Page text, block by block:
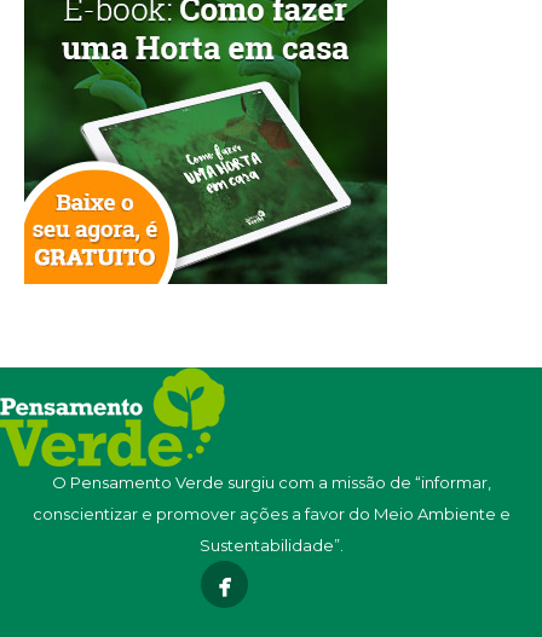
O Pensamento Verde surgiu com a missão de “informar,
conscientizar e promover ações a favor do Meio Ambiente e
Sustentabilidade”.